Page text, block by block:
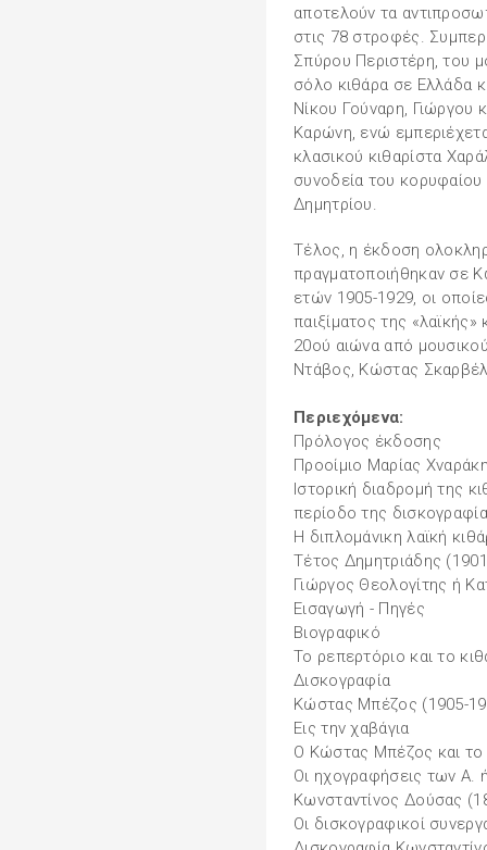
αποτελούν τα
στις 78 στροφές.
Σπύρου Περιστέρη, του
σόλο κιθάρα σε Ελλάδα
Νίκου Γούναρη, Γιώργου
Καρώνη, ενώ
κλασικού κιθαρίστα
συνοδεία του κορυφαίου
Δημητρίου.
Τέλος, η έκδοση
πραγματοποιήθηκαν σε
ετών 1905-1929, οι
παιξίματος της
20ού αιώνα από
Ντάβος, Κώστας
Περιεχόμενα:
Πρόλογος έκδοσης
Προοίμιο Μαρίας
Ιστορική διαδρομή της
περίοδο της
Η διπλομάνικη λαϊκή
Τέτος Δημητριάδης
Γιώργος Θεολογίτης ή
Εισαγωγή - Πηγές
Βιογραφικό
Το ρεπερτόριο και το
Δισκογραφία
Κώστας Μπέζος (1905-
Εις την χαβάγια
Ο Κώστας Μπέζος και το
Οι ηχογραφήσεις των Α.
Κωνσταντίνος Δούσας
Οι δισκογραφικοί